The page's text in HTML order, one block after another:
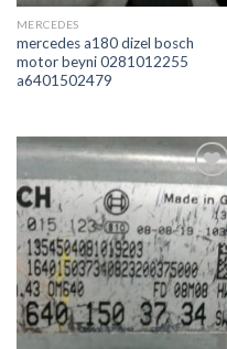
MERCEDES
mercedes a180 dizel bosch
motor beyni 0281012255
a6401502479
İstek
Listeme
Ekle